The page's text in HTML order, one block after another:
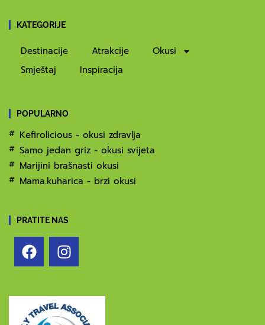
KATEGORIJE
Destinacije Atrakcije
Okusi
Smještaj
Inspiracija
POPULARNO
Kefirolicious - okusi zdravlja
Samo jedan griz - okusi svijeta
Marijini brašnasti okusi
Mama.kuharica - brzi okusi
PRATITE NAS